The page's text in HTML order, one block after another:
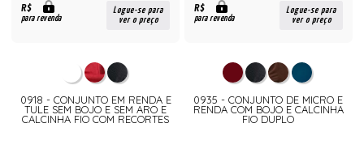
R$
para revenda
Logue-se para
ver o preço
0918 - CONJUNTO EM RENDA E
TULE SEM BOJO E SEM ARO E
CALCINHA FIO COM RECORTES
R$
para revenda
Logue-se para
ver o preço
0935 - CONJUNTO DE MICRO E
RENDA COM BOJO E CALCINHA
FIO DUPLO